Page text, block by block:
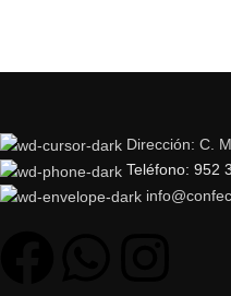
Dirección: C.
Teléfono: 952